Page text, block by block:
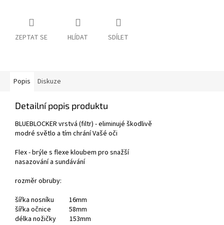
ZEPTAT SE HLÍDAT SDÍLET
Popis Diskuze
Detailní popis produktu
BLUEBLOCKER vrstvá (filtr) - eliminujé škodlivě
modré světlo a tím chrání Vašé oči
Flex - brýle s flexe kloubem pro snažší
nasazování a sundávání
rozměr obruby:
šířka nosníku 16mm
šířka očnice 58mm
délka nožičky 153mm